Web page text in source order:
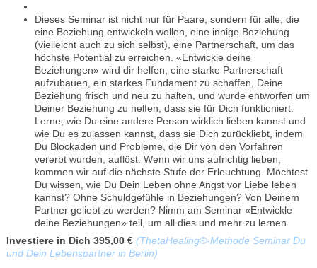
Dieses Seminar ist nicht nur für Paare, sondern für alle, die
eine Beziehung entwickeln wollen, eine innige Beziehung
(vielleicht auch zu sich selbst), eine Partnerschaft, um das
höchste Potential zu erreichen. «Entwickle deine
Beziehungen» wird dir helfen, eine starke Partnerschaft
aufzubauen, ein starkes Fundament zu schaffen, Deine
Beziehung frisch und neu zu halten, und wurde entworfen um
Deiner Beziehung zu helfen, dass sie für Dich funktioniert.
Lerne, wie Du eine andere Person wirklich lieben kannst und
wie Du es zulassen kannst, dass sie Dich zurückliebt, indem
Du Blockaden und Probleme, die Dir von den Vorfahren
vererbt wurden, auflöst. Wenn wir uns aufrichtig lieben,
kommen wir auf die nächste Stufe der Erleuchtung. Möchtest
Du wissen, wie Du Dein Leben ohne Angst vor Liebe leben
kannst? Ohne Schuldgefühle in Beziehungen? Von Deinem
Partner geliebt zu werden? Nimm am Seminar «Entwickle
deine Beziehungen» teil, um all dies und mehr zu lernen.
Investiere in Dich 395,00 € (ThetaHealing®-Methode Seminar Du
und Dein Lebenspartner in Berlin)